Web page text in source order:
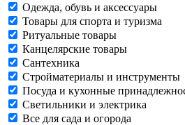
Одежда, обувь и аксессуары
Товары для спорта и туризма
Ритуальные товары
Канцелярские товары
Сантехника
Стройматериалы и инструменты
Посуда и кухонные
Светильники и электрика
Все для сада и огорода